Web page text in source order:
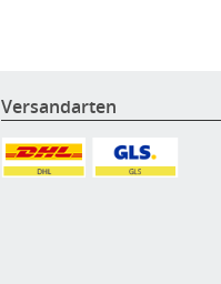
Versandarten